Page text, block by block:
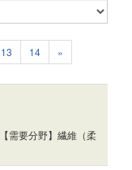
13 14 »
需要分野】繊維（柔